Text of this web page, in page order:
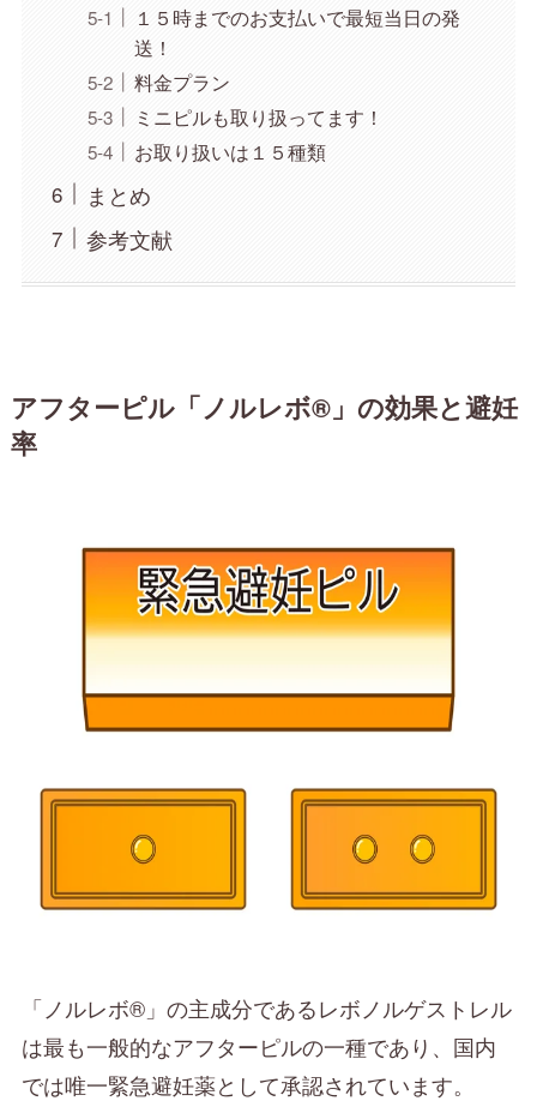
１５時までのお支払いで最短当日の発
送！
料金プラン
ミニピルも取り扱ってます！
お取り扱いは１５種類
まとめ
参考文献
アフターピル「ノルレボ®」 の効果と避妊
率
「ノルレボ®」の主成分であるレボノルゲストレル
は最も一般的なアフターピルの一種であり、国内
では唯一緊急避妊薬として承認されています。